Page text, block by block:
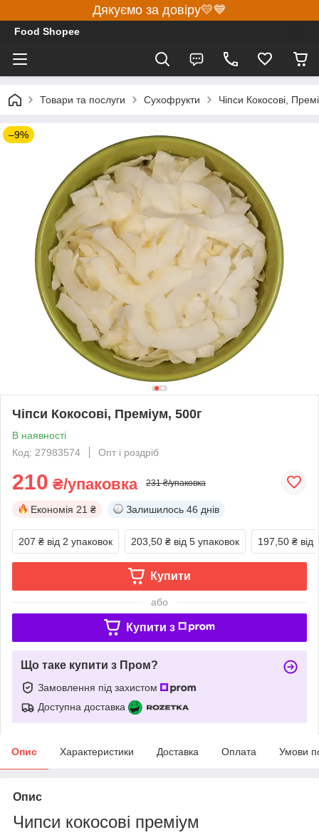
Дякуємо за довіру💛💙
Food Shopee
Товари та послуги Сухофрукти Чіпси Кокосові,
–9%
Чіпси Кокосові, Преміум, 500г
В наявності
Код: 27983574
Опт і роздріб
210 ₴/упаковка 231 ₴/упаковка
Економія 21 ₴ Залишилось 46 днів
207 ₴ від 2 упаковок 203,50 ₴ від 5 упаковок 197,50 ₴ від
Купити
або
Купити з
Що таке купити з Пром?
Замовлення під захистом
Доступна доставка
Опис Характеристики Доставка Оплата Умови
Опис
Чипси кокосові преміум